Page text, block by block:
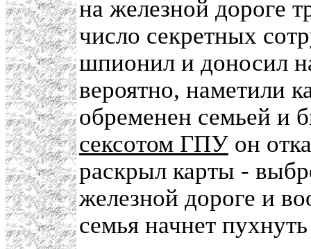
на железной дороге
число секретных
шпионил и доносил
вероятно, наметили
обременен семьей и
сексотом ГПУ он
раскрыл карты -
железной дороге и
семья начнет